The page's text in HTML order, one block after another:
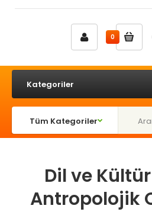
0
Kategoriler
Dil ve
Antropolojik